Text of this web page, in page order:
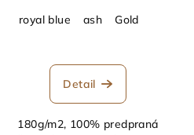
royal blue
ash Gold
Detail
180g/m2, 100% predpraná